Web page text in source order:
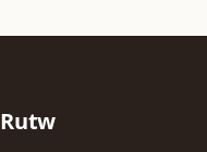
Rutw